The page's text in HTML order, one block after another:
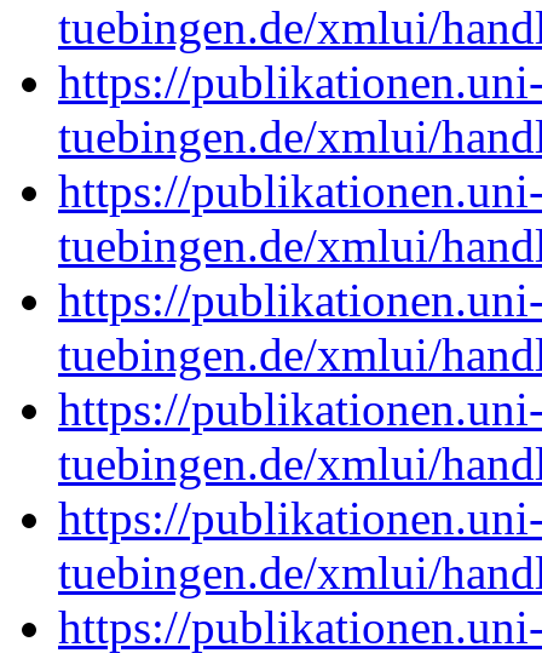
tuebingen.de/xmlui/
https://
tuebingen.de/xmlui/
https://
tuebingen.de/xmlui/
https://
tuebingen.de/xmlui/
https://
tuebingen.de/xmlui/
https://
tuebingen.de/xmlui/
https://